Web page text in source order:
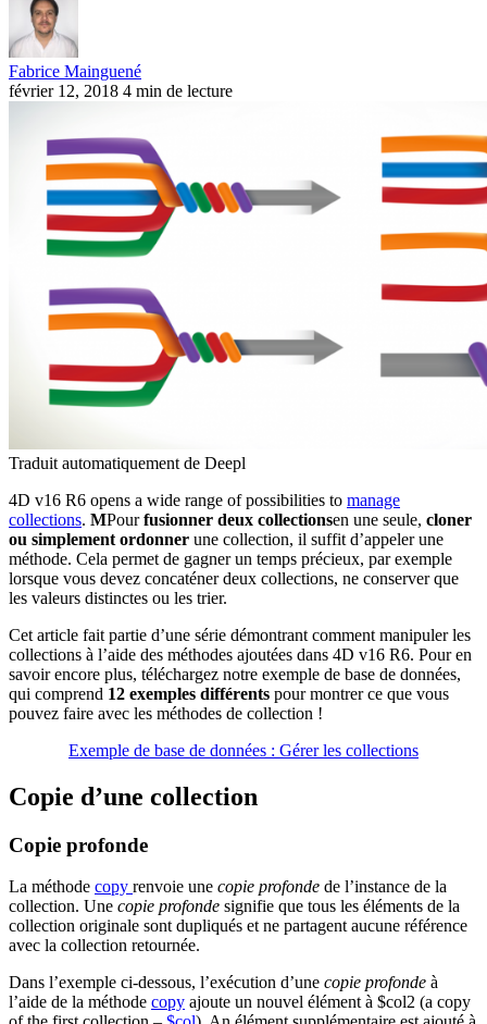
Fabrice Mainguené
février 12, 2018 4 min de lecture
Traduit automatiquement de Deepl
4D v16 R6 opens a wide range of possibilities to manage
collections. MPourfusionner deux collectionsen une seule, cloner
ou simplement ordonner une collection, il suffit d’appeler une
méthode. Cela permet de gagner un temps précieux, par exemple
lorsque vous devez concaténer deux collections, ne conserver que
les valeurs distinctes ou les trier.
Cet article fait partie d’une série démontrant comment manipuler les
collections à l’aide des méthodes ajoutées dans 4D v16 R6. Pour en
savoir encore plus, téléchargez notre exemple de base de données,
qui comprend 12 exemples différents pour montrer ce que vous
pouvez faire avec les méthodes de collection !
Exemple de base de données : Gérer les collections
Copie d’une collection
Copie profonde
La méthode copy renvoie une copie profonde de l’instance de la
collection. Une copie profonde signifie que tous les éléments de la
collection originale sont dupliqués et ne partagent aucune référence
avec la collection retournée.
Dans l’exemple ci-dessous, l’exécution d’une copie profonde à
l’aide de la méthode copy ajoute un nouvel élément à $col2 (a copy